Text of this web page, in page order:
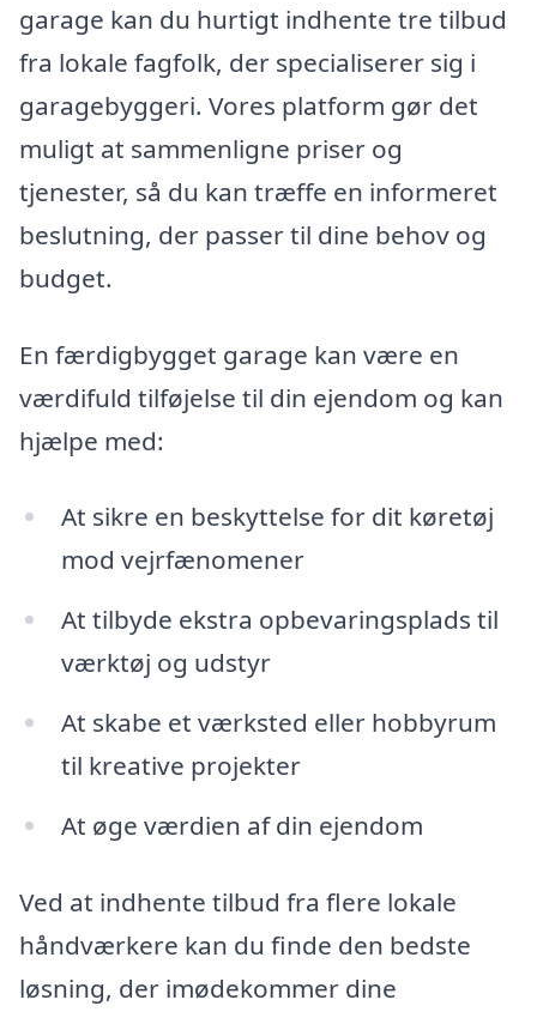
garage kan du hurtigt indhente tre tilbud
fra lokale fagfolk, der specialiserer sig i
garagebyggeri. Vores platform gør det
muligt at sammenligne priser og
tjenester, så du kan træffe en informeret
beslutning, der passer til dine behov og
budget.
En færdigbygget garage kan være en
værdifuld tilføjelse til din ejendom og kan
hjælpe med:
At sikre en beskyttelse for dit køretøj
mod vejrfænomener
At tilbyde ekstra opbevaringsplads til
værktøj og udstyr
At skabe et værksted eller hobbyrum
til kreative projekter
At øge værdien af din ejendom
Ved at indhente tilbud fra flere lokale
håndværkere kan du finde den bedste
løsning, der imødekommer dine